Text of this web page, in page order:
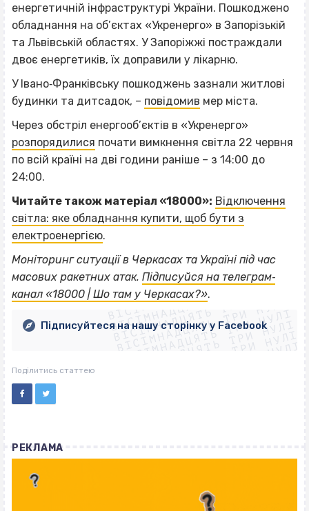
енергетичній інфраструктурі України. Пошкоджено
обладнання на об’єктах «Укренерго» в Запорізькій
та Львівській областях. У Запоріжжі постраждали
двоє енергетиків, їх доправили у лікарню.
У Івано‐Франківську пошкоджень зазнали житлові
будинки та дитсадок, – повідомив мер міста.
Через обстріл енергооб’єктів в «Укренерго»
розпорядилися почати вимкнення світла 22 червня
по всій країні на дві години раніше – з 14:00 до
24:00.
Читайте також матеріал «18000»: Відключення
світла: яке обладнання купити, щоб бути з
електроенергією.
Моніторинг ситуації в Черкасах та Україні під час
масових ракетних атак. Підписуйся на телеграм‐
канал «18000 | Шо там у Черкасах?».
ВІСІМНАДЦЯТЬ ТРИ НУЛІ
ВІСІМНАДЦЯТЬ ТРИ НУЛІ
ВІСІМНАДЦЯТЬ ТРИ НУЛІ
ВІСІМНАДЦЯТЬ ТРИ НУЛІ
ВІСІМНАДЦЯТЬ ТРИ НУЛІ
ВІСІМНАДЦЯТЬ ТРИ НУЛІ
ВІСІМНАДЦЯТЬ ТРИ НУЛІ
ВІСІМНАДЦЯТЬ ТРИ НУЛІ
Підписуйтеся на нашу сторінку у Facebook
Поділитись статтею
РЕКЛАМА